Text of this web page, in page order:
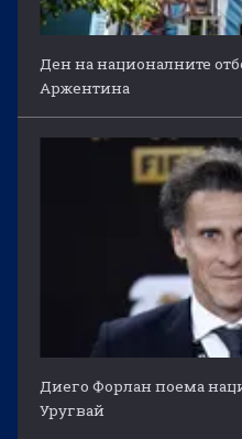
Ден на националните
Аржентина
Диего Форлан поема
Уругвай